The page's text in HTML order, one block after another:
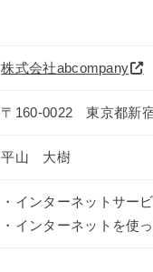
株式会社abcompany
〒160-0022 東京都新
平山 大樹
・インターネットサー
・インターネットを使